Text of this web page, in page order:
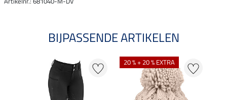
BIJPASSENDE ARTIKELEN
20 % + 20 % EXTRA